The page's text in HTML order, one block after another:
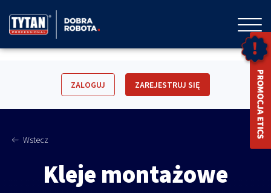
ZALOGUJ ZAREJESTRUJ SIĘ
Wstecz
Kleje montażowe